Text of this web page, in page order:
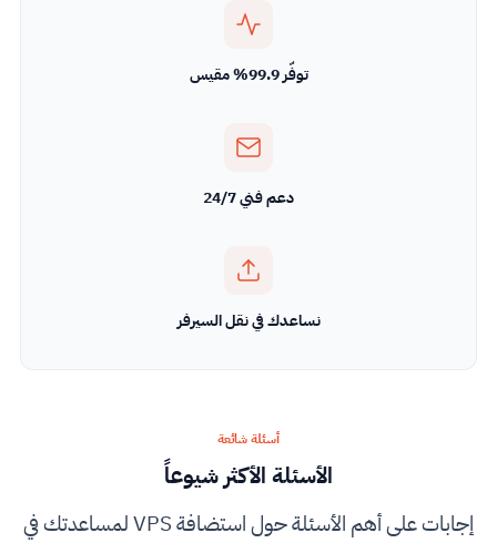
توفّر 99.9% مقيس
دعم فني 24/7
نساعدك في نقل السيرفر
أسئلة شائعة
الأسئلة الأكثر شيوعاً
إجابات على أهم الأسئلة حول استضافة VPS لمساعدتك في